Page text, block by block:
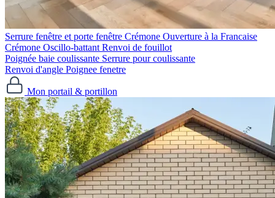
Serrure fenêtre et porte fenêtre Crémone Ouverture à la Francaise
Crémone Oscillo-battant Renvoi de fouillot
Poignée baie coulissante Serrure pour coulissante
Renvoi d'angle Poignee fenetre
Mon portail & portillon